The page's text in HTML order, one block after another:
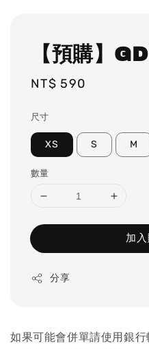
【預購】
Regular
NT$ 590
尺寸
XS S M
數量
加
分享
如果可能會併單請使用銀行